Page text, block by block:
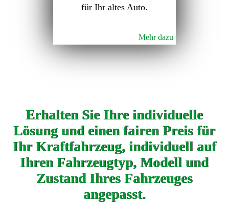
für Ihr altes Auto.
Mehr dazu
Erhalten Sie Ihre individuelle
Lösung und einen fairen Preis für
Ihr Kraftfahrzeug, individuell auf
Ihren Fahrzeugtyp, Modell und
Zustand Ihres Fahrzeuges
angepasst.